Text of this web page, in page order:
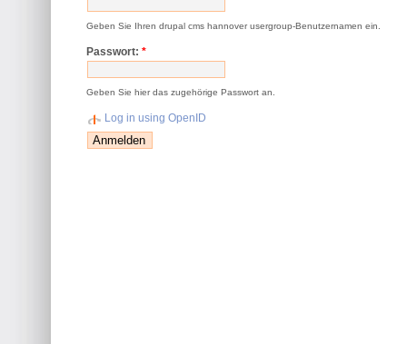
Geben Sie Ihren drupal cms hannover usergroup-Benutzernamen ein.
Passwort:*
Geben Sie hier das zugehörige Passwort an.
Log in using OpenID